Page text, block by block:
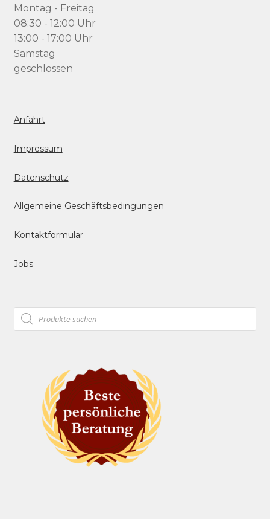
Montag - Freitag
08:30 - 12:00 Uhr
13:00 - 17:00 Uhr
Samstag
geschlossen
Anfahrt
Impressum
Datenschutz
Allgemeine Geschäftsbedingungen
Kontaktformular
Jobs
Products
search